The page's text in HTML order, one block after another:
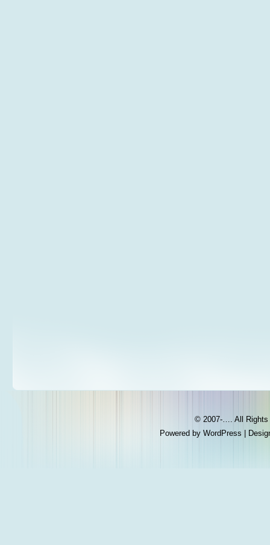
© 2007-…. All
Powered by WordPress |